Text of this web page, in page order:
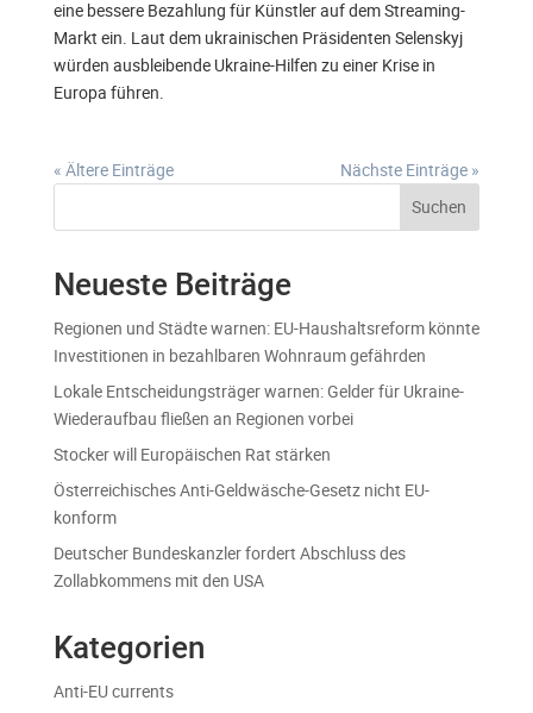
eine bessere Bezahlung für Künstler auf dem Streaming-
Markt ein. Laut dem ukrainischen Präsidenten Selenskyj
würden ausbleibende Ukraine-Hilfen zu einer Krise in
Europa führen.
« Ältere Einträge
Nächste Einträge »
Suchen
Neueste Beiträge
Regionen und Städte warnen: EU-Haushaltsreform könnte
Investitionen in bezahlbaren Wohnraum gefährden
Lokale Entscheidungsträger warnen: Gelder für Ukraine-
Wiederaufbau fließen an Regionen vorbei
Stocker will Europäischen Rat stärken
Österreichisches Anti-Geldwäsche-Gesetz nicht EU-
konform
Deutscher Bundeskanzler fordert Abschluss des
Zollabkommens mit den USA
Kategorien
Anti-EU currents